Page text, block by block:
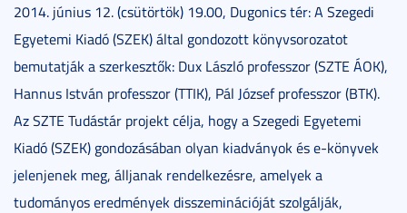
2014. június 12. (csütörtök) 19.00, Dugonics tér: A Szegedi
Egyetemi Kiadó (SZEK) által gondozott könyvsorozatot
bemutatják a szerkesztők: Dux László professzor (SZTE ÁOK),
Hannus István professzor (TTIK), Pál József professzor (BTK).
Az SZTE Tudástár projekt célja, hogy a Szegedi Egyetemi
Kiadó (SZEK) gondozásában olyan kiadványok és e-könyvek
jelenjenek meg, álljanak rendelkezésre, amelyek a
tudományos eredmények disszeminációját szolgálják,